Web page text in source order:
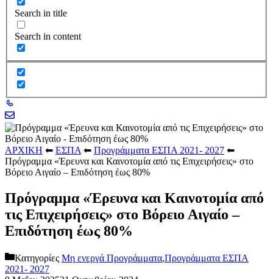
Search in title
Search in content
ΑΡΧΙΚΗ ⬅ ΕΣΠΑ ⬅ Προγράμματα ΕΣΠΑ 2021- 2027 ⬅
Πρόγραμμα «Έρευνα και Καινοτομία από τις Επιχειρήσεις» στο
Βόρειο Αιγαίο – Επιδότηση έως 80%
Πρόγραμμα «Έρευνα και Καινοτομία από
τις Επιχειρήσεις» στο Βόρειο Αιγαίο –
Επιδότηση έως 80%
Κατηγορίες Μη ενεργά Προγράμματα,Προγράμματα ΕΣΠΑ
2021- 2027